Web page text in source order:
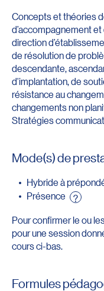
Concepts et théories
d’accompagnement
direction
de résolution de
descendante,
d'implantation, de
résistance au
changements non
Stratégies
Mode(s) de
Hybride à
Présence
?
Pour confirmer le ou
pour une session
cours ci-bas.
Formules